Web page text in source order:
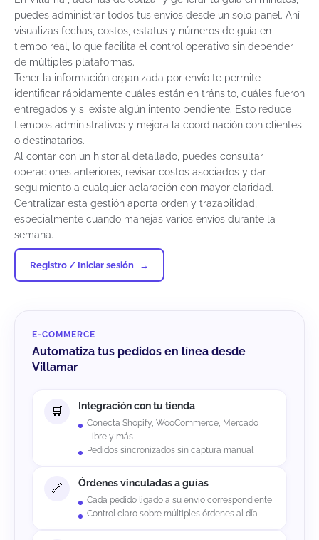
puedes administrar todos tus envíos desde un solo panel. Ahí
visualizas fechas, costos, estatus y números de guía en
tiempo real, lo que facilita el control operativo sin depender
de múltiples plataformas.
Tener la información organizada por envío te permite
identificar rápidamente cuáles están en tránsito, cuáles fueron
entregados y si existe algún intento pendiente. Esto reduce
tiempos administrativos y mejora la coordinación con clientes
o destinatarios.
Al contar con un historial detallado, puedes consultar
operaciones anteriores, revisar costos asociados y dar
seguimiento a cualquier aclaración con mayor claridad.
Centralizar esta gestión aporta orden y trazabilidad,
especialmente cuando manejas varios envíos durante la
semana.
Registro / Iniciar sesión
E-COMMERCE
Automatiza tus pedidos en línea desde
Villamar
Integración con tu tienda
Conecta Shopify, WooCommerce, Mercado
Libre y más
Pedidos sincronizados sin captura manual
Órdenes vinculadas a guías
Cada pedido ligado a su envío correspondiente
Control claro sobre múltiples órdenes al día